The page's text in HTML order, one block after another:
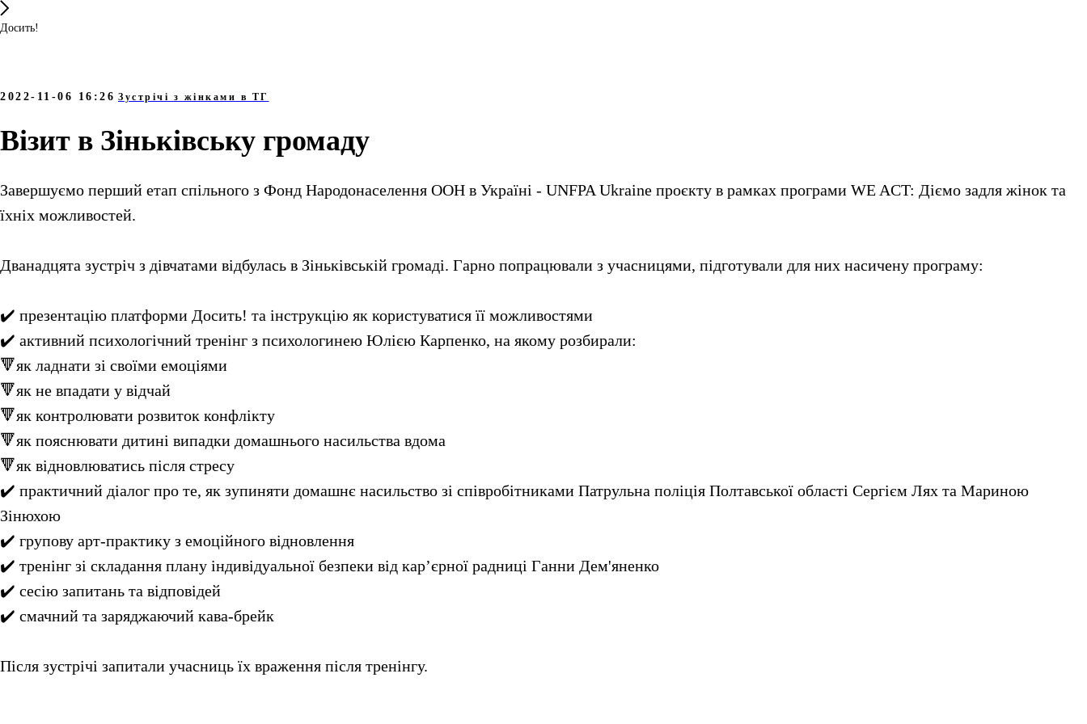
Досить!
2022-11-06 16:26 Зустрічі з жінками в ТГ
Візит в Зіньківську громаду
Завершуємо перший етап спільного з Фонд Народонаселення ООН в Україні - UNFPA Ukraine проєкту в рамках програми WE ACT: Діємо задля жінок та
їхніх можливостей.
Дванадцята зустріч з дівчатами відбулась в Зіньківській громаді. Гарно попрацювали з учасницями, підготували для них насичену програму:
✔️ презентацію платформи Досить! та інструкцію як користуватися її можливостями
✔️ активний психологічний тренінг з психологинею Юлією Карпенко, на якому розбирали:
🔻як ладнати зі своїми емоціями
🔻як не впадати у відчай
🔻як контролювати розвиток конфлікту
🔻як пояснювати дитині випадки домашнього насильства вдома
🔻як відновлюватись після стресу
✔️ практичний діалог про те, як зупиняти домашнє насильство зі співробітниками Патрульна поліція Полтавської області Сергієм Лях та Мариною
Зінюхою
✔️ групову арт-практику з емоційного відновлення
✔️ тренінг зі складання плану індивідуальної безпеки від кар’єрної радниці Ганни Дем'яненко
✔️ сесію запитань та відповідей
✔️ смачний та заряджаючий кава-брейк
Після зустрічі запитали учасниць їх враження після тренінгу.